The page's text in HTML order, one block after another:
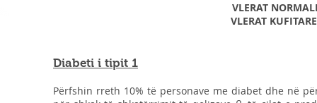
VLERAT
VLERAT
Diabeti i tipit 1
Përfshin rreth 10% të personave me diabet dhe në